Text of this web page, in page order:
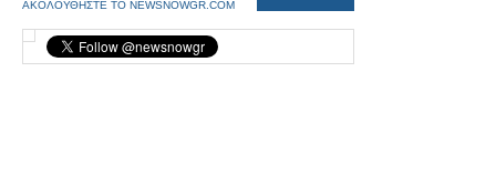
ΑΚΟΛΟΥΘΗΣΤΕ ΤΟ NEWSNOWGR.COM